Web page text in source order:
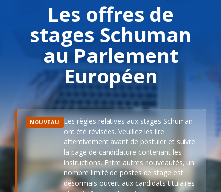
Les offres de
stages Schuman
au Parlement
Européen
NOUVEAU
Les règles relatives aux stages Schuman
ont été révisées. Veuillez les lire
attentivement avant de postuler et suivre
la page de candidature contenant les
instructions. Entre autres nouveautés, un
nombre limité de postes de stage est
désormais ouvert aux candidats titulaires